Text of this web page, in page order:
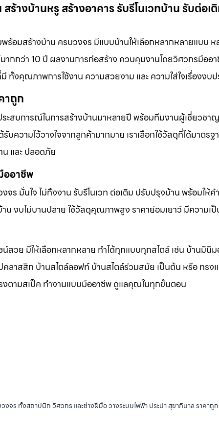
ร้างบ้านหรู สร้างอาคาร รับรีโนเวทบ้าน รับต่อเ
ร้อมสร้างบ้าน ครบวงจร มีแบบบ้านให้เลือกหลากหลายแบบ
กกว่า 10 ปี ผลงานการก่อสร้าง ควบคุมงานโดยวิศวกรมืออ
งคุณภาพการใช้งาน ความสวยงาม และ ความใส่ใจเรื่องงบ
าถูก
ะสบการณ์ในการสร้างบ้านมาหลายปี พร้อมทีมงานผู้เชี่ยวชา
ความไว้วางใจจากลูกค้ามากมาย เราเลือกใช้วัสดุที่ได้มาตรฐ
และ ปลอดภัย
ออาชีพ
มั่นใจ ไม่ทิ้งงาน รับรีโนเวท ต่อเติม ปรับปรุงบ้าน พร้อมให้ค
งบไม่บานปลาย ใช้วัสดุคุณภาพสูง ราคาย่อมเยาว์ มีความเ
วย มีให้เลือกหลากหลาย ทำได้ทุกแบบทุกสไตล์ เช่น บ้านมินิ
คลาสสิก บ้านสไตล์ลอฟท์ บ้านสไตล์ร่วมสมัย เป็นต้น หรือ ทรง
ตามสเป็ค ทำงานแบบมืออาชีพ ดูแลคุณในทุกขั้นตอน
จร ทั้งสถาปนิก วิศวกร และช่างฝีมือ วางระบบไฟฟ้า ประปา สุขาภิบาล ราคาถู